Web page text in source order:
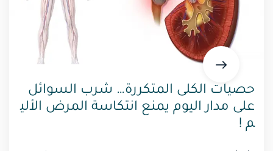
حصيات الكلى المتكررة… شرب السوائل
على مدار اليوم يمنع انتكاسة المرض الألي
م !